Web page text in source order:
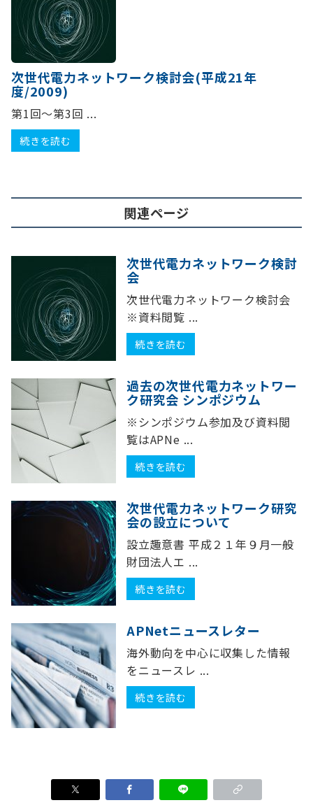
次世代電力ネットワーク検討会(平成21年
度/2009)
第1回～第3回 ...
続きを読む
関連ページ
次世代電力ネットワーク検討
会
次世代電力ネットワーク検討会
※資料閲覧 ...
続きを読む
過去の次世代電力ネットワー
ク研究会 シンポジウム
※シンポジウム参加及び資料閲
覧はAPNe ...
続きを読む
次世代電力ネットワーク研究
会の設立について
設立趣意書 平成２１年９月一般
財団法人エ ...
続きを読む
APNetニュースレター
海外動向を中心に収集した情報
をニュースレ ...
続きを読む